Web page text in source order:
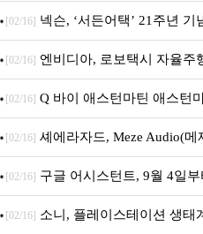
[02/16] 넥슨, ‘서든어택’ 21주년 기
이트
[02/16] 엔비디아, 로보택시 자율주
‘알파마요 2 슈퍼’ 상업적 이용 가
[02/16] Q 바이 애스턴마틴 애스턴
지 담은 ‘헤리티지 에디션 컬렉션
[02/16] 셰에라자드, Meze Audio(메
[02/16] 구글 어시스턴트, 9월 4일
차 서비스 종료
[02/16] 소니, 플레이스테이션 생태